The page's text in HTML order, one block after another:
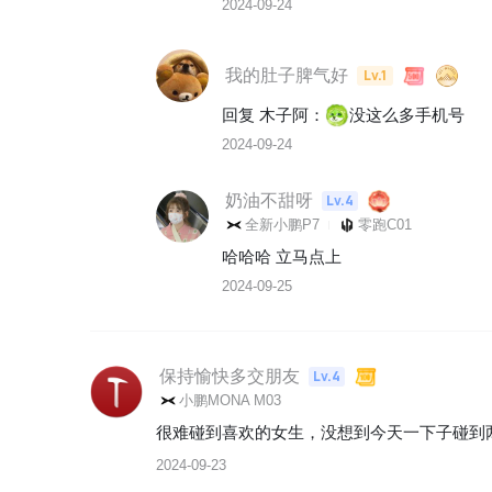
2024-09-24
我的肚子脾气好 Lv.1
回复 木子阿 ： 没这么多手机号
2024-09-24
奶油不甜呀 Lv.4
全新小鹏P7 零跑C01
哈哈哈 立马点上
2024-09-25
保持愉快多交朋友 Lv.4
小鹏MONA M03
很难碰到喜欢的女生，没想到今天一下子碰到
2024-09-23